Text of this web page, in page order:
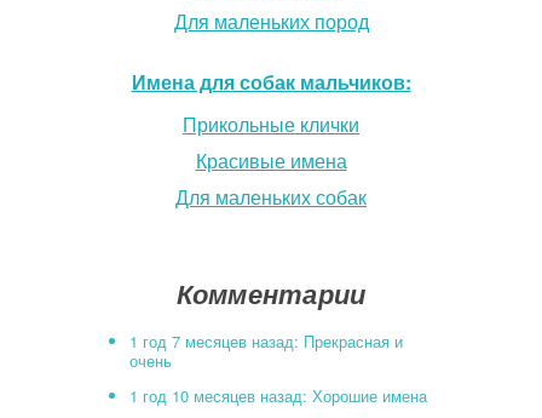
Для маленьких пород
Имена для собак мальчиков:
Прикольные клички
Красивые имена
Для маленьких собак
Комментарии
1 год 7 месяцев назад: Прекрасная и
очень
1 год 10 месяцев назад: Хорошие имена